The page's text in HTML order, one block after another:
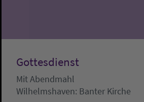
Gottesdienst
Mit Abendmahl
Wilhelmshaven: Banter Kirche